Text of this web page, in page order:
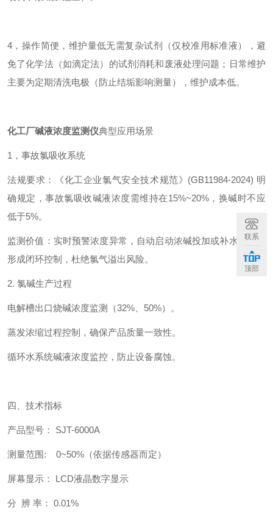
4，操作简便，维护量低无需复杂试剂（仅校准用标准液），避
免了化学法（如滴定法）的试剂消耗和废液处理问题；日常维护
主要为定期清洗电极（防止结垢影响测量），维护成本低。
化工厂碱液浓度监测仪典型应用场景
1，事故氯吸收系统
法规要求：《化工企业氯气安全技术规范》(GB11984-2024) 明
确规定，事故氯吸收碱液浓度需维持在15%~20%，换碱时不应
低于5%。
监测价值：实时预警浓度异常，自动启动浓碱投加或补水稀释，
形成闭环控制，杜绝氯气溢出风险。
2. 氯碱生产过程
电解槽出口烧碱浓度监测（32%、50%）。
蒸发浓缩过程控制，确保产品质量一致性。
循环水系统碱液浓度监控，防止设备腐蚀。
四、技术指标
产品型号： SJT-6000A
测量范围: 0~50%（依据传感器而定）
屏幕显示： LCD液晶数字显示
分 辨 率： 0.01%
联系
顶部